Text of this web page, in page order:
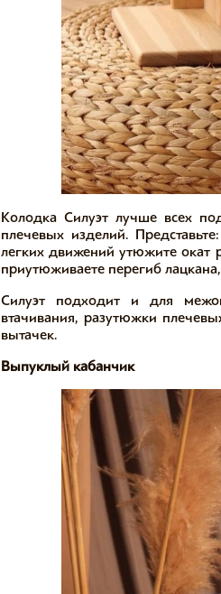
Колодка Силуэт лучше всех
плечевых изделий.
легких движений утюжите окат
приутюживаете перегиб
Силуэт подходит и для
втачивания, разутюжки
вытачек.
Выпуклый кабанчик